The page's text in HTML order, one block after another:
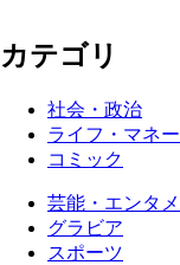
カテゴリ
社会・政治
ライフ・マネー
コミック
芸能・エンタメ
グラビア
スポーツ